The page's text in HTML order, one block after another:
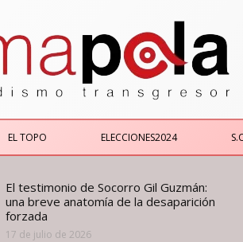
EL TOPO ELECCIONES2024
El testimonio de Socorro Gil Guzmán:
una breve anatomía de la desaparición
forzada
17 de julio de 2026